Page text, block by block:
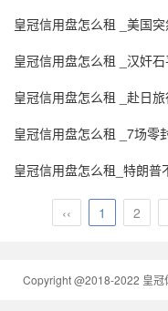
皇冠信用盘怎么租 _美国
皇冠信用盘怎么租 _汉奸石平竟跳出来
皇冠信用盘怎么租 _赴日旅行降温？已有旅行社
皇冠信用盘怎么租 _7场零封+2.5亿砸出
皇冠信用盘怎么租_特朗普不来中国看阅兵，却等来
‹‹ 1 2
Copyright @2018-2022 皇冠